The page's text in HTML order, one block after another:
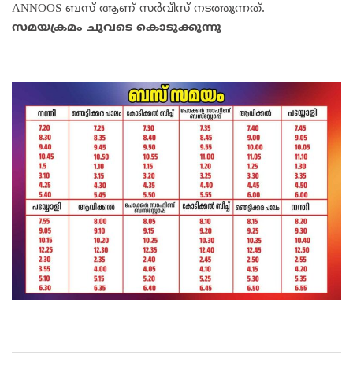
ANNOOS ബസ് ആണ് സർവീസ് നടത്തുന്നത്.
സമയക്രമം ചുവടെ കൊടുക്കുന്നു